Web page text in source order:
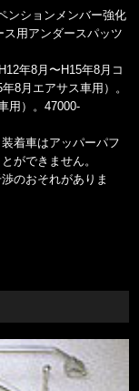
ンションメンバー強化
用アンダースパッツ
年8月〜H15年8月コ
8月エアサス車用）。
用）。47000-
着車はアッパーパフ
ができません。
のおそれがありま